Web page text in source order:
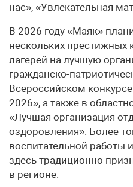
нас», «Увлекательная
В 2026 году «Маяк»
нескольких престижных
лагерей на лучшую
гражданско-
Всероссийском
2026», а также в
«Лучшая организация
оздоровления». Более
воспитательной работы
здесь традиционно
в регионе.